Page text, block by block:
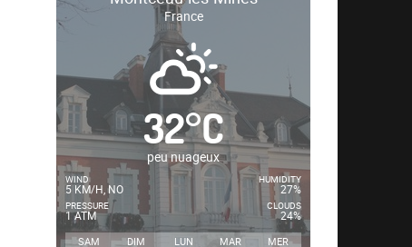
France
32°C
peu nuageux
WIND
5 KM/H, NO
PRESSURE
1 ATM
HUMIDITY
27%
CLOUDS
24%
SAM DIM LUN MAR MER